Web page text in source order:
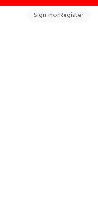
Sign inorRegister